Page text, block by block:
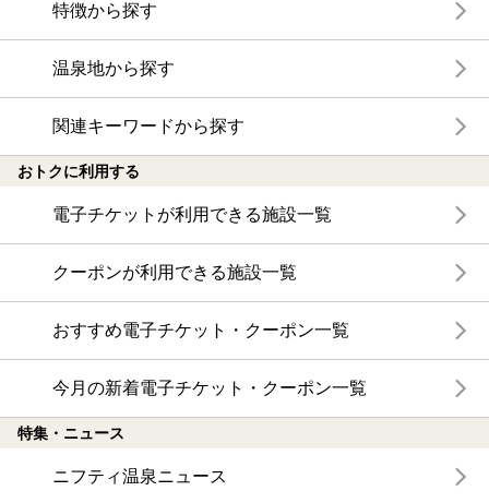
特徴から探す
温泉地から探す
関連キーワードから探す
おトクに利用する
電子チケットが利用できる施設一覧
クーポンが利用できる施設一覧
おすすめ電子チケット・クーポン一覧
今月の新着電子チケット・クーポン一覧
特集・ニュース
ニフティ温泉ニュース